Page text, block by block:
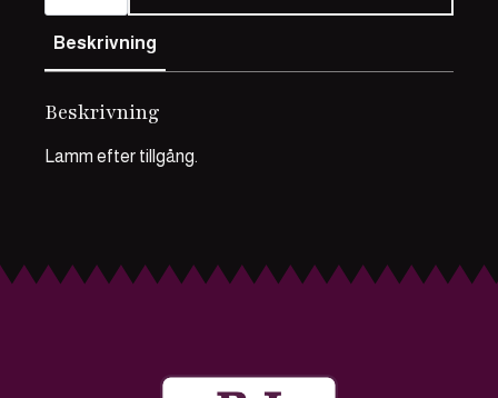
Beskrivning
Beskrivning
Lamm efter tillgång.